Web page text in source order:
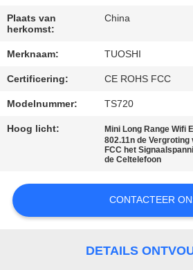
VR
SITEMAP
PRIVACY
POLICY
Plaats van
herkomst:
China
Merknaam: TUOSHI
Certificering: CE ROHS FCC
Modelnummer: TS720
Hoog licht: Mini Long Range Wifi
802.11n de
FCC het
de Celtelefoon
CONTACTEER
DETAILS